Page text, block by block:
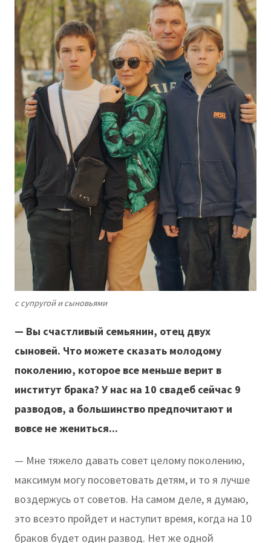
с супругой и сыновьями
— Вы счастливый семьянин, отец двух
сыновей. Что можете сказать молодому
поколению, которое все меньше верит в
институт брака? У нас на 10 свадеб сейчас 9
разводов, а большинство предпочитают и
вовсе не жениться...
— Мне тяжело давать совет целому поколению,
максимум могу посоветовать детям, и то я лучше
воздержусь от советов. На самом деле, я думаю,
это всеэто пройдет и наступит время, когда на 10
браков будет один развод. Нет же одной